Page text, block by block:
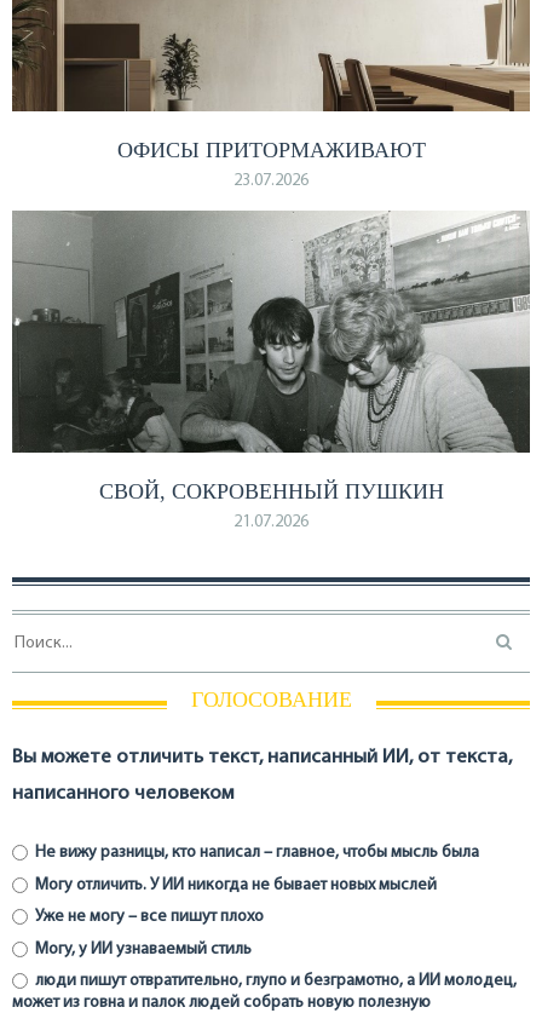
ОФИСЫ ПРИТОРМАЖИВАЮТ
23.07.2026
СВОЙ, СОКРОВЕННЫЙ ПУШКИН
21.07.2026
ГОЛОСОВАНИЕ
Вы можете отличить текст, написанный ИИ, от текста,
написанного человеком
Не вижу разницы, кто написал – главное, чтобы мысль была
Могу отличить. У ИИ никогда не бывает новых мыслей
Уже не могу – все пишут плохо
Могу, у ИИ узнаваемый стиль
люди пишут отвратительно, глупо и безграмотно, а ИИ молодец,
может из говна и палок людей собрать новую полезную